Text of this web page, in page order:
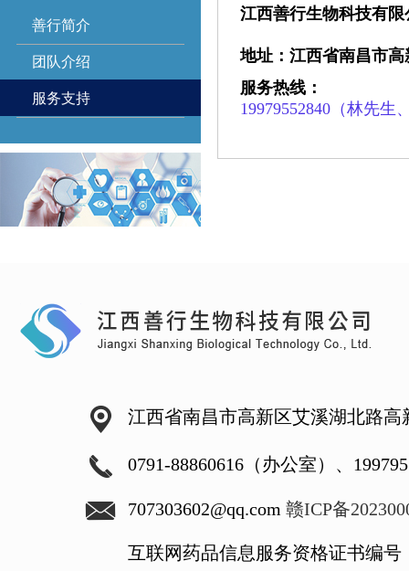
善行简介
团队介绍
服务支持
江西善行生物科技有限
地址：江西省南昌市
服务热线：
19979552840（林先生
江西省南昌市高新区艾溪湖北路高
0791-88860616（办公室）、
707303602@qq.com 赣ICP备
互联网药品信息服务资格证书编号